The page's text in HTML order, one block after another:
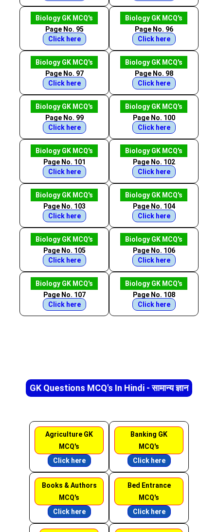
Biology GK MCQ's
Page No. 95
Click here
Biology GK MCQ's
Page No. 96
Click here
Biology GK MCQ's
Page No. 97
Click here
Biology GK MCQ's
Page No. 98
Click here
Biology GK MCQ's
Page No. 99
Click here
Biology GK MCQ's
Page No. 100
Click here
Biology GK MCQ's
Page No. 101
Click here
Biology GK MCQ's
Page No. 102
Click here
Biology GK MCQ's
Page No. 103
Click here
Biology GK MCQ's
Page No. 104
Click here
Biology GK MCQ's
Page No. 105
Click here
Biology GK MCQ's
Page No. 106
Click here
Biology GK MCQ's
Page No. 107
Click here
Biology GK MCQ's
Page No. 108
Click here
GK Questions MCQ's In Hindi - सामान्य ज्ञान
Agriculture GK
MCQ's
Click here
Banking GK
MCQ's
Click here
Books & Authors
MCQ's
Click here
Bed Entrance
MCQ's
Click here